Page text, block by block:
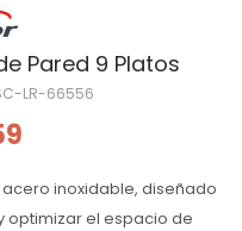
Pared 9 Platos
LR-66556
inoxidable, diseñado
optimizar el espacio de